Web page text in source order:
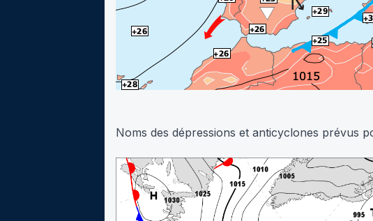
Noms des dépressions et anticyclones prévus